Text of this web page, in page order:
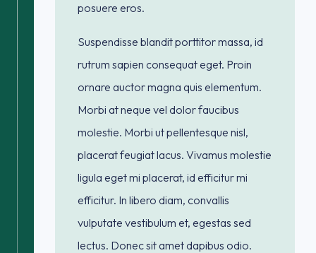
posuere eros.
Suspendisse blandit porttitor massa, id
rutrum sapien consequat eget. Proin
ornare auctor magna quis elementum.
Morbi at neque vel dolor faucibus
molestie. Morbi ut pellentesque nisl,
placerat feugiat lacus. Vivamus molestie
ligula eget mi placerat, id efficitur mi
efficitur. In libero diam, convallis
vulputate vestibulum et, egestas sed
lectus. Donec sit amet dapibus odio.